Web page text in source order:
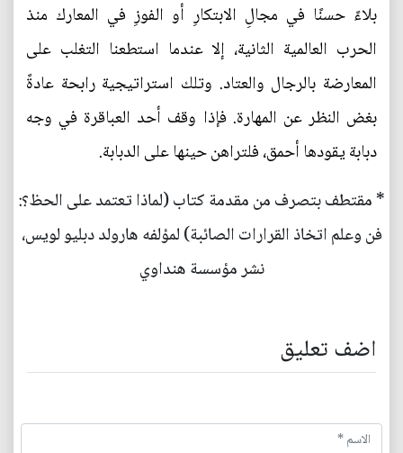
بلاءً حسنًا في مجالِ الابتكارِ أو الفوزِ في المعارك منذ
الحرب العالمية الثانية، إلا عندما استطعنا التغلب على
المعارضة بالرجال والعتاد. وتلك استراتيجية رابحة عادةً
بغض النظر عن المهارة. فإذا وقف أحد العباقرة في وجه
دبابة يقودها أحمق، فلتراهن حينها على الدبابة.
* مقتطف بتصرف من مقدمة كتاب (لماذا تعتمد على الحظ؟:
فن وعلم اتخاذ القرارات الصائبة) لمؤلفه هارولد دبليو لويس،
نشر مؤسسة هنداوي
اضف تعليق